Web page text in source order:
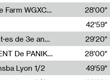
Radia Show #1090 : Radia Wave Farm WGXC Corey De Juan Sherrard Jr Startalk
28'00"
42'59"
Regilote / Live avec les étudiant·es de 3e année de l'EMA
Nima Henryon,Athéna Noël,Amir Genillon,Ibourayane Ahmadi,Manelle Cherrih,Honorine Gibello,John Weeber,Manon Joseph
29'20"
Radia Show #1089 : MOUVEMENT De PANIK (Radio Panik)
28'00"
Lyon 1/2
49'59"